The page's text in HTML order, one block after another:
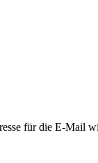
für die E-Mail